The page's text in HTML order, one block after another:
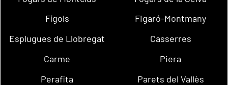
Fígols
Figaró-Montmany
Esplugues de Llobregat
Casserres
Carme
Piera
Perafita
Parets del Vallès